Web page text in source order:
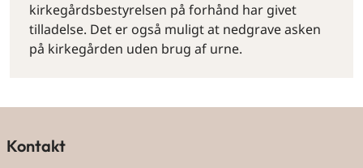
kirkegårdsbestyrelsen på forhånd har givet
tilladelse. Det er også muligt at nedgrave asken
på kirkegården uden brug af urne.
Kontakt